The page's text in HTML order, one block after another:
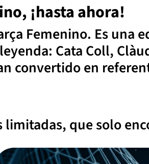
¡hasta ahora!
Femenino. Es una
Cata Coll,
convertido en
que solo